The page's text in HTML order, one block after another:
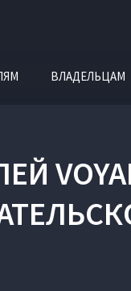
ВЛАДЕЛЬЦАМ